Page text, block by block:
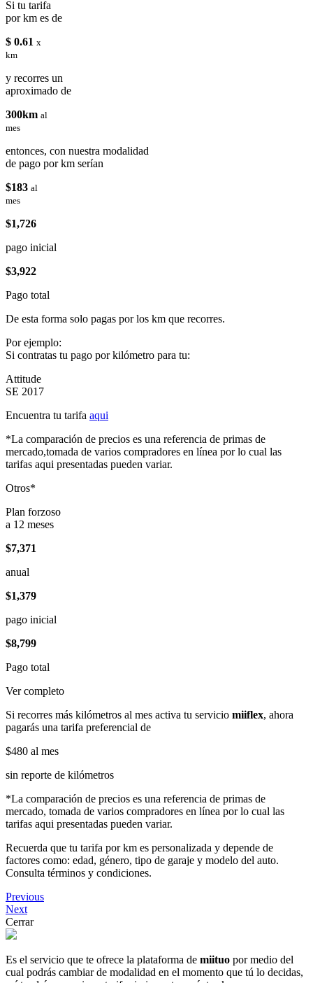
Si tu tarifa
por km es de
$ 0.61 x
km
y recorres un
aproximado de
300km al
mes
entonces, con nuestra modalidad
de pago por km serían
$183 al
mes
$1,726
pago inicial
$3,922
Pago total
De esta forma solo pagas por los km que recorres.
Por ejemplo:
Si contratas tu pago por kilómetro para tu:
Attitude
SE 2017
Encuentra tu tarifa aqui
*La comparación de precios es una referencia de primas de
mercado,tomada de varios compradores en línea por lo cual las
tarifas aqui presentadas pueden variar.
Otros*
Plan forzoso
a 12 meses
$7,371
anual
$1,379
pago inicial
$8,799
Pago total
Ver completo
Si recorres más kilómetros al mes activa tu servicio miiflex, ahora
pagarás una tarifa preferencial de
$480 al mes
sin reporte de kilómetros
*La comparación de precios es una referencia de primas de
mercado, tomada de varios compradores en línea por lo cual las
tarifas aqui presentadas pueden variar.
Recuerda que tu tarifa por km es personalizada y depende de
factores como: edad, género, tipo de garaje y modelo del auto.
Consulta términos y condiciones.
Previous
Next
Cerrar
Es el servicio que te ofrece la plataforma de miituo por medio del
cual podrás cambiar de modalidad en el momento que tú lo decidas,